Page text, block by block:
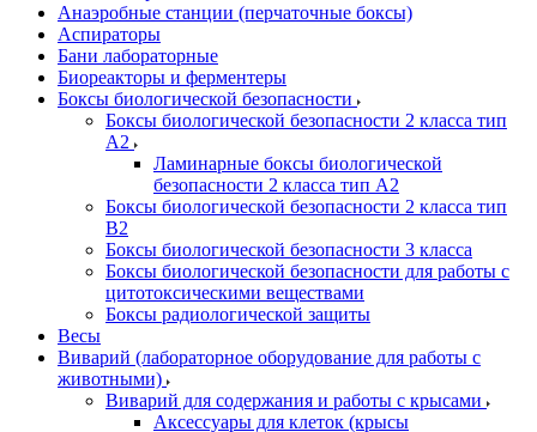
Анаэробные станции (перчаточные боксы)
Аспираторы
Бани лабораторные
Биореакторы и ферментеры
Боксы биологической безопасности
Боксы биологической безопасности 2 класса тип
A2
Ламинарные боксы биологической
безопасности 2 класса тип A2
Боксы биологической безопасности 2 класса тип
B2
Боксы биологической безопасности 3 класса
Боксы биологической безопасности для работы с
цитотоксическими веществами
Боксы радиологической защиты
Весы
Виварий (лабораторное оборудование для работы с
животными)
Виварий для содержания и работы с крысами
Аксессуары для клеток (крысы